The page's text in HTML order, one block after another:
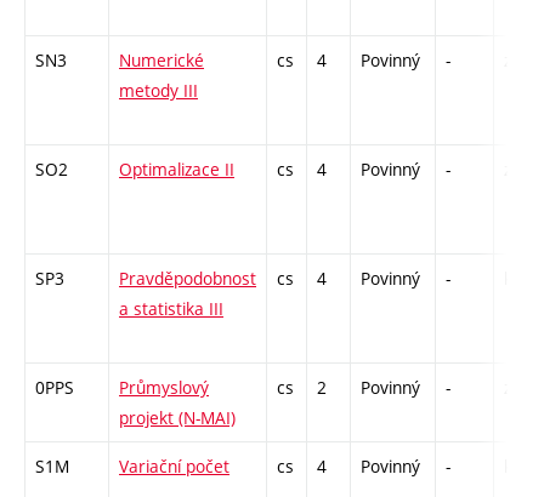
SN3
Numerické
metody III
cs 4 Povinný -
SO2 Optimalizace II cs 4 Povinný -
SP3
Pravděpodobnost
a statistika III
cs 4 Povinný -
0PPS
Průmyslový
projekt (N-MAI)
cs 2 Povinný -
S1M Variační počet cs 4 Povinný -